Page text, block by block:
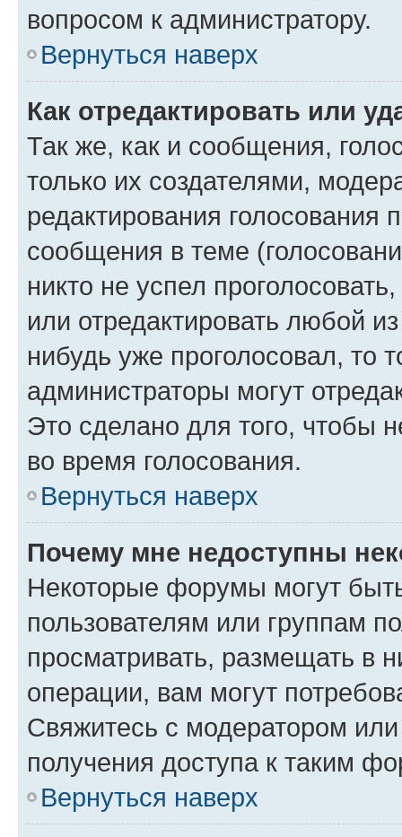
вопросом к администратору.
Вернуться наверх
Как отредактировать или
Так же, как и сообщения,
только их создателями,
редактирования голосования
сообщения в теме
никто не успел
или отредактировать любой
нибудь уже проголосовал, то
администраторы могут
Это сделано для того, чтобы
во время голосования.
Вернуться наверх
Почему мне недоступны
Некоторые форумы могут
пользователям или группам
просматривать, размещать в
операции, вам могут
Свяжитесь с модератором
получения доступа к таким
Вернуться наверх